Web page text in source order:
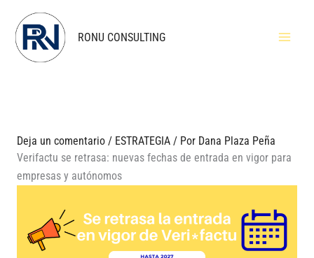
contenido
RONU CONSULTING
Deja un comentario / ESTRATEGIA/ Por Dana Plaza Peña
Verifactu se retrasa: nuevas fechas de entrada en vigor para
empresas y autónomos